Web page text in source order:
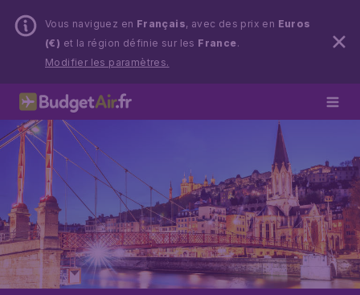
Vous naviguez en Français, avec des prix en Euros
(€) et la région définie sur les France.
Modifier les paramètres.